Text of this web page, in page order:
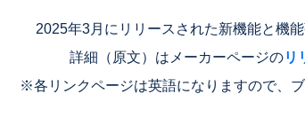
2025年3月にリリースされた新機能と機
詳細（原文）はメーカーページのリ
※各リンクページは英語になりますので、